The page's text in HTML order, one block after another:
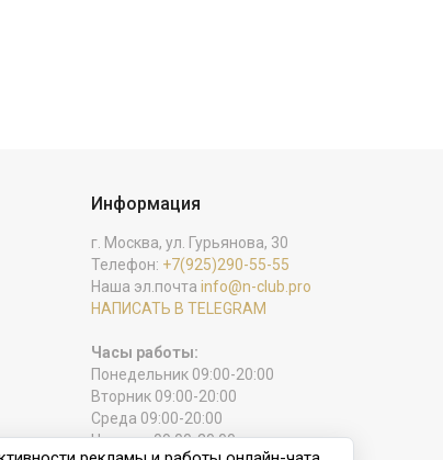
Информация
г. Москва, ул. Гурьянова, 30
Телефон: +7(925)290-55-55
Наша эл.почта info@n-club.pro
НАПИСАТЬ В TELEGRAM
Часы работы:
Понедельник 09:00-20:00
Вторник 09:00-20:00
Среда 09:00-20:00
Четверг 09:00-20:00